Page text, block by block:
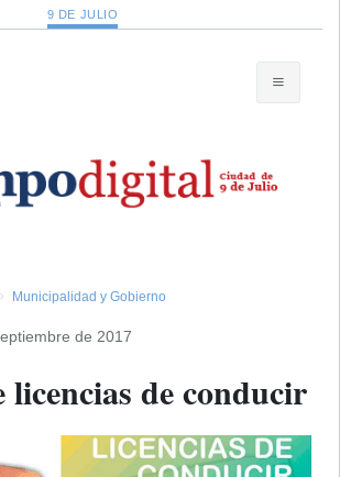
9 DE JULIO
Municipalidad y Gobierno
de 2017
licencias de conducir